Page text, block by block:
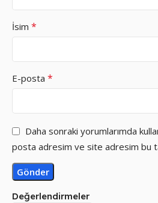
Değerlendirmeler
İsim *
E-posta *
Daha sonraki yorumlarımda
posta adresim ve site adresim bu